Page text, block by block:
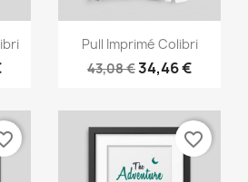
Aperçu rapide
Pull Imprimé Colibri
43,08 €34,46 €
favorite_border